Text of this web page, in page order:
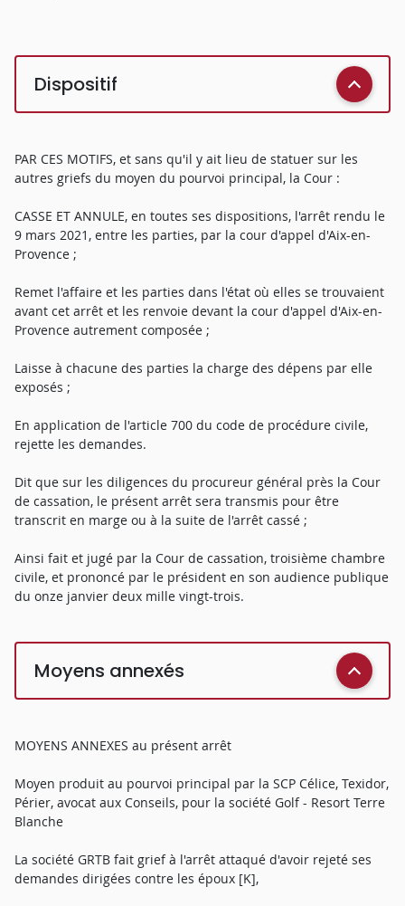
Dispositif
PAR CES MOTIFS, et sans qu'il y ait lieu de statuer sur les
autres griefs du moyen du pourvoi principal, la Cour :
CASSE ET ANNULE, en toutes ses dispositions, l'arrêt rendu le
9 mars 2021, entre les parties, par la cour d'appel d'Aix-en-
Provence ;
Remet l'affaire et les parties dans l'état où elles se trouvaient
avant cet arrêt et les renvoie devant la cour d'appel d'Aix-en-
Provence autrement composée ;
Laisse à chacune des parties la charge des dépens par elle
exposés ;
En application de l'article 700 du code de procédure civile,
rejette les demandes.
Dit que sur les diligences du procureur général près la Cour
de cassation, le présent arrêt sera transmis pour être
transcrit en marge ou à la suite de l'arrêt cassé ;
Ainsi fait et jugé par la Cour de cassation, troisième chambre
civile, et prononcé par le président en son audience publique
du onze janvier deux mille vingt-trois.
Moyens annexés
MOYENS ANNEXES au présent arrêt
Moyen produit au pourvoi principal par la SCP Célice, Texidor,
Périer, avocat aux Conseils, pour la société Golf - Resort Terre
Blanche
La société GRTB fait grief à l'arrêt attaqué d'avoir rejeté ses
demandes dirigées contre les époux [K],